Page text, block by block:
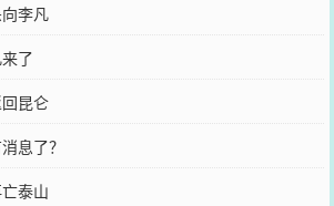
李凡
了
昆仑
息了？
泰山